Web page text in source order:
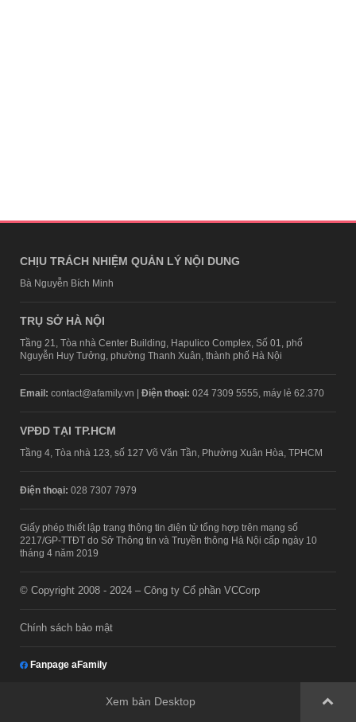
CHỊU TRÁCH NHIỆM QUẢN LÝ NỘI DUNG
Bà Nguyễn Bích Minh
TRỤ SỞ HÀ NỘI
Tầng 21, Tòa nhà Center Building, Hapulico Complex, Số 01, phố
Nguyễn Huy Tưởng, phường Thanh Xuân, thành phố Hà Nội
Email: contact@afamily.vn | Điện thoại: 024 7309 5555, máy lẻ 62.370
VPĐD TẠI TP.HCM
Tầng 4, Tòa nhà 123, số 127 Võ Văn Tần, Phường Xuân Hòa, TPHCM
Điện thoại: 028 7307 7979
Giấy phép thiết lập trang thông tin điện tử tổng hợp trên mạng số
2217/GP-TTĐT do Sở Thông tin và Truyền thông Hà Nội cấp ngày 10
tháng 4 năm 2019
© Copyright 2008 - 2024 – Công ty Cổ phần VCCorp
Chính sách bảo mật
Fanpage aFamily
Xem bản Desktop